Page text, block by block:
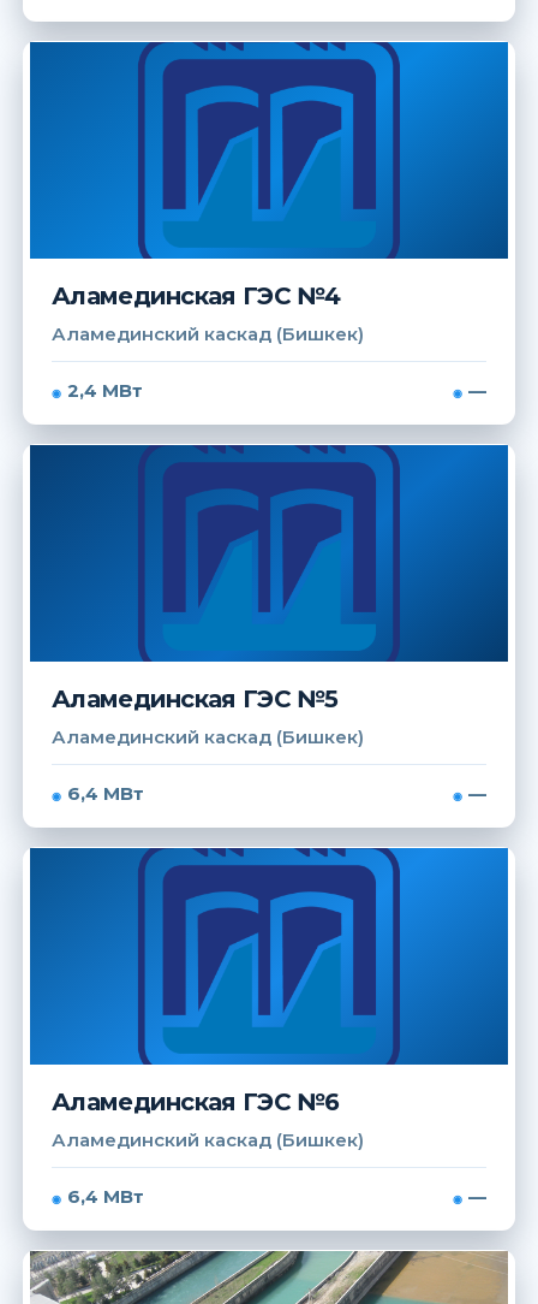
Аламединская ГЭС №4
Аламединский каскад (Бишкек)
2,4 МВт —
Аламединская ГЭС №5
Аламединский каскад (Бишкек)
6,4 МВт —
Аламединская ГЭС №6
Аламединский каскад (Бишкек)
6,4 МВт —